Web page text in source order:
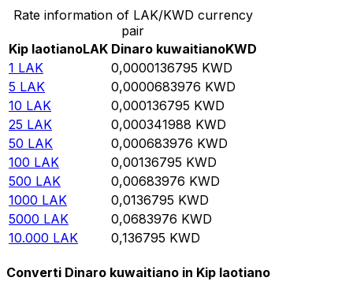
Rate information of LAK/KWD currency
pair
Kip laotianoLAK Dinaro kuwaitianoKWD
1 LAK 0,0000136795 KWD
5 LAK 0,0000683976 KWD
10 LAK 0,000136795 KWD
25 LAK 0,000341988 KWD
50 LAK 0,000683976 KWD
100 LAK 0,00136795 KWD
500 LAK 0,00683976 KWD
1000 LAK 0,0136795 KWD
5000 LAK 0,0683976 KWD
10.000 LAK 0,136795 KWD
Converti Dinaro kuwaitiano in Kip laotiano